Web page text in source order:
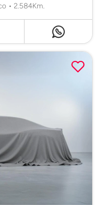
• 2.584Km.